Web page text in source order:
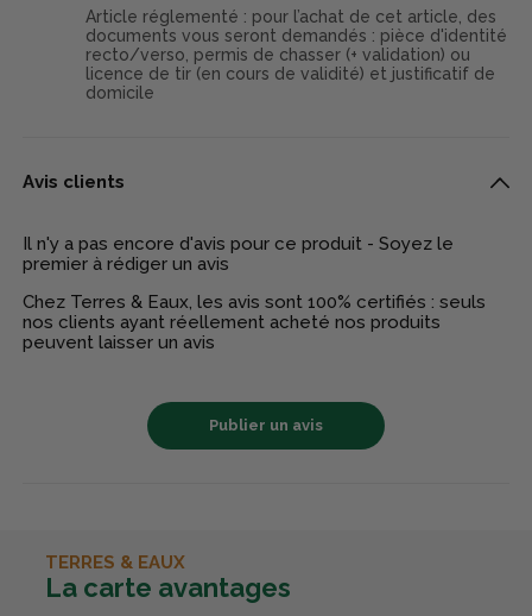
Article réglementé : pour l’achat de cet article, des
documents vous seront demandés : pièce d'identité
recto/verso, permis de chasser (+ validation) ou
licence de tir (en cours de validité) et justificatif de
domicile
Avis clients
Il n'y a pas encore d'avis pour ce produit - Soyez le
premier à rédiger un avis
Chez Terres & Eaux, les avis sont 100% certifiés : seuls
nos clients ayant réellement acheté nos produits
peuvent laisser un avis
Publier un avis
TERRES & EAUX
La carte avantages